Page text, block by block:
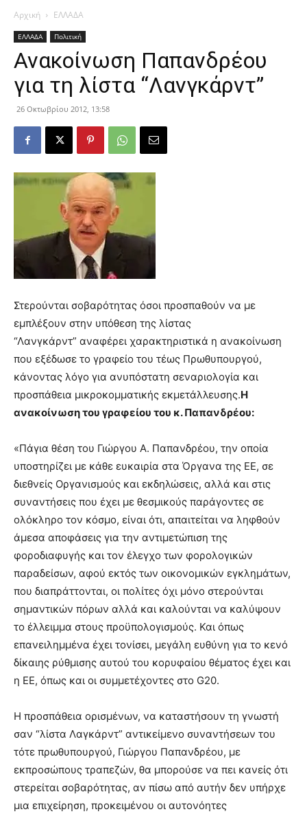
Αρχική ΕΛΛΑΔΑ
ΕΛΛΑΔΑ Πολιτική
Ανακοίνωση Παπανδρέου
για τη λίστα “Λανγκάρντ”
26 Οκτωβρίου 2012, 13:58
Στερούνται σοβαρότητας όσοι προσπαθούν να με
εμπλέξουν στην υπόθεση της λίστας
“Λανγκάρντ” αναφέρει χαρακτηριστικά η ανακοίνωση
που εξέδωσε το γραφείο του τέως Πρωθυπουργού,
κάνοντας λόγο για ανυπόστατη σεναριολογία και
προσπάθεια μικροκομματικής εκμετάλλευσης.Η
ανακοίνωση του γραφείου του κ. Παπανδρέου:
«Πάγια θέση του Γιώργου Α. Παπανδρέου, την οποία
υποστηρίζει με κάθε ευκαιρία στα Όργανα της ΕΕ, σε
διεθνείς Οργανισμούς και εκδηλώσεις, αλλά και στις
συναντήσεις που έχει με θεσμικούς παράγοντες σε
ολόκληρο τον κόσμο, είναι ότι, απαιτείται να ληφθούν
άμεσα αποφάσεις για την αντιμετώπιση της
φοροδιαφυγής και τον έλεγχο των φορολογικών
παραδείσων, αφού εκτός των οικονομικών εγκλημάτων,
που διαπράττονται, οι πολίτες όχι μόνο στερούνται
σημαντικών πόρων αλλά και καλούνται να καλύψουν
το έλλειμμα στους προϋπολογισμούς. Και όπως
επανειλημμένα έχει τονίσει, μεγάλη ευθύνη για το κενό
δίκαιης ρύθμισης αυτού του κορυφαίου θέματος έχει και
η ΕΕ, όπως και οι συμμετέχοντες στο G20.
Η προσπάθεια ορισμένων, να καταστήσουν τη γνωστή
σαν “λίστα Λαγκάρντ” αντικείμενο συναντήσεων του
τότε πρωθυπουργού, Γιώργου Παπανδρέου, με
εκπροσώπους τραπεζών, θα μπορούσε να πει κανείς ότι
στερείται σοβαρότητας, αν πίσω από αυτήν δεν υπήρχε
μια επιχείρηση, προκειμένου οι αυτονόητες